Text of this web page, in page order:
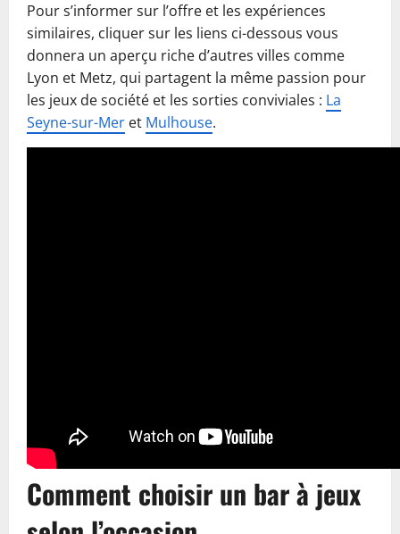
Pour s’informer sur l’offre et les expériences
similaires, cliquer sur les liens ci-dessous vous
donnera un aperçu riche d’autres villes comme
Lyon et Metz, qui partagent la même passion pour
les jeux de société et les sorties conviviales : La
Seyne-sur-Mer et Mulhouse.
Comment choisir un bar à jeux